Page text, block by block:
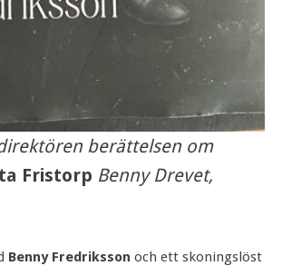
berättelsen om
Fristorp Benny Drevet,
Benny Fredriksson och ett skoningslöst